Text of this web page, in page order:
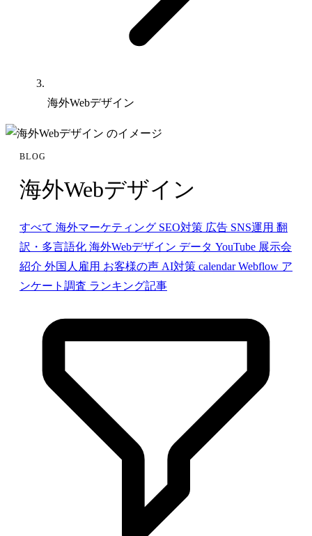
海外Webデザイン
BLOG
海外Webデザイン
すべて 海外マーケティング SEO対策 広告 SNS運用 翻
訳・多言語化 海外Webデザイン データ YouTube 展示会
紹介 外国人雇用 お客様の声 AI対策 calendarWebflow ア
ンケート調査 ランキング記事